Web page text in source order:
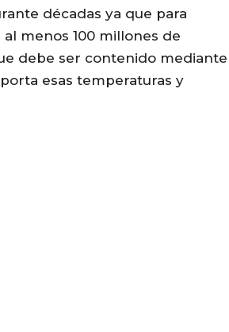
décadas ya que para
menos 100 millones de
debe ser contenido mediante
esas temperaturas y